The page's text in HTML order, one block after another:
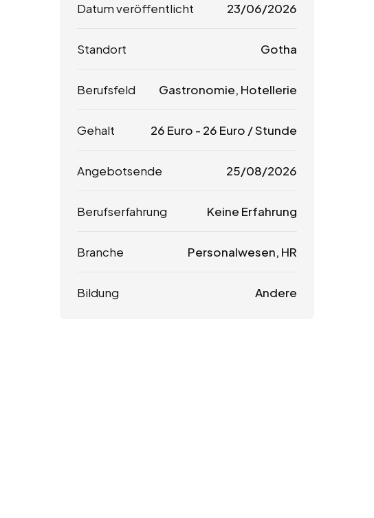
Datum veröffentlicht 23/06/2026
Standort Gotha
Berufsfeld Gastronomie, Hotellerie
Gehalt 26 Euro - 26 Euro / Stunde
Angebotsende 25/08/2026
Berufserfahrung Keine Erfahrung
Branche Personalwesen, HR
Bildung Andere